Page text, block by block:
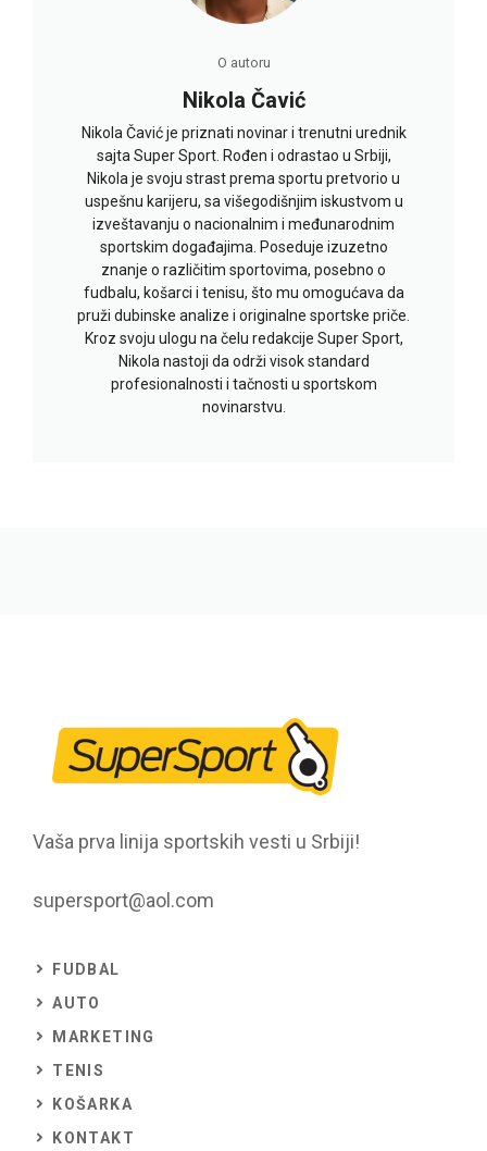
O autoru
Nikola Čavić
Nikola Čavić je priznati novinar i trenutni urednik
sajta Super Sport. Rođen i odrastao u Srbiji,
Nikola je svoju strast prema sportu pretvorio u
uspešnu karijeru, sa višegodišnjim iskustvom u
izveštavanju o nacionalnim i međunarodnim
sportskim događajima. Poseduje izuzetno
znanje o različitim sportovima, posebno o
fudbalu, košarci i tenisu, što mu omogućava da
pruži dubinske analize i originalne sportske priče.
Kroz svoju ulogu na čelu redakcije Super Sport,
Nikola nastoji da održi visok standard
profesionalnosti i tačnosti u sportskom
novinarstvu.
Vaša prva linija sportskih vesti u Srbiji!
supersport@aol.com
FUDBAL
AUTO
MARKETING
TENIS
KOŠARKA
KONTAKT